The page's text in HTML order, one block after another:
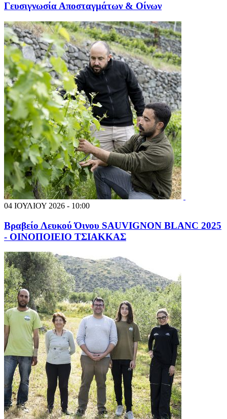
Γευσιγνωσία Αποσταγμάτων & Οίνων
04 ΙΟΥΛΙΟΥ 2026 - 10:00
Βραβείο Λευκού Όινου SAUVIGNON BLANC 2025
- ΟΙΝΟΠΟΙΕΙΟ ΤΣΙΑΚΚΑΣ